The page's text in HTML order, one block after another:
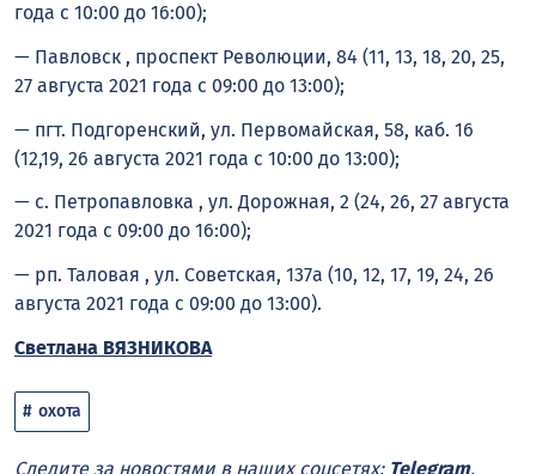
года с 10:00 до 16:00);
— Павловск , проспект Революции, 84 (11, 13, 18, 20, 25,
27 августа 2021 года с 09:00 до 13:00);
— пгт. Подгоренский, ул. Первомайская, 58, каб. 16
(12,19, 26 августа 2021 года с 10:00 до 13:00);
— с. Петропавловка , ул. Дорожная, 2 (24, 26, 27 августа
2021 года с 09:00 до 16:00);
— рп. Таловая , ул. Советская, 137а (10, 12, 17, 19, 24, 26
августа 2021 года с 09:00 до 13:00).
Светлана ВЯЗНИКОВА
охота
Следите за новостями в наших соцсетях: Telegram,